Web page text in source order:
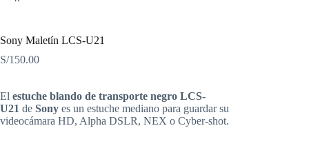
Sony Maletín LCS-U21
S/150.00
El estuche blando de transporte negro LCS-
U21 de Sony es un estuche mediano para guardar su
videocámara HD, Alpha DSLR, NEX o Cyber-shot.